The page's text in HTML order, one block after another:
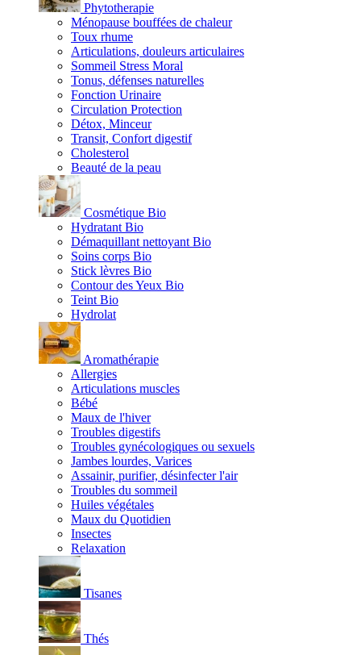
Phytotherapie
Ménopause bouffées de chaleur
Toux rhume
Articulations, douleurs articulaires
Sommeil Stress Moral
Tonus, défenses naturelles
Fonction Urinaire
Circulation Protection
Détox, Minceur
Transit, Confort digestif
Cholesterol
Beauté de la peau
Cosmétique Bio
Hydratant Bio
Démaquillant nettoyant Bio
Soins corps Bio
Stick lèvres Bio
Contour des Yeux Bio
Teint Bio
Hydrolat
Aromathérapie
Allergies
Articulations muscles
Bébé
Maux de l'hiver
Troubles digestifs
Troubles gynécologiques ou sexuels
Jambes lourdes, Varices
Assainir, purifier, désinfecter l'air
Troubles du sommeil
Huiles végétales
Maux du Quotidien
Insectes
Relaxation
Tisanes
Thés